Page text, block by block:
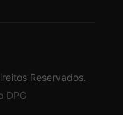
Reservados.
DPG